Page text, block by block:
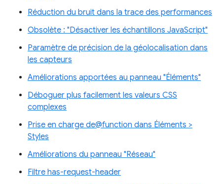
Réduction du bruit dans la trace des performances
Obsolète : "Désactiver les échantillons JavaScript"
Paramètre de précision de la géolocalisation dans
les capteurs
Améliorations apportées au panneau "Éléments"
Déboguer plus facilement les valeurs CSS
complexes
Prise en charge de@function dans Éléments >
Styles
Améliorations du panneau "Réseau"
Filtre has-request-header